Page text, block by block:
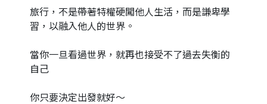
旅行，不是帶著特權硬闖他人生活，而是謙卑學
習，以融入他人的世界。
當你一旦看過世界，就再也接受不了過去失衡的
自己
你只要決定出發就好～